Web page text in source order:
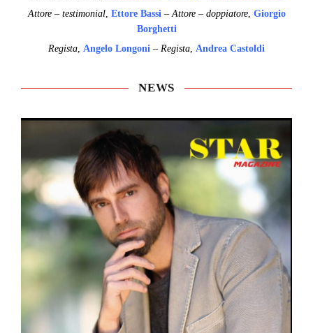
Attore – testimonial, Ettore Bassi – Attore – doppiatore, Giorgio
Borghetti
Regista Angelo Longoni – Regista Andrea Castoldi
NEWS